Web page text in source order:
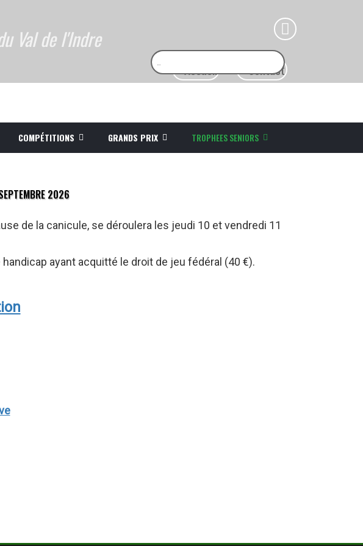
Val de l'Indre
COMPÉTITIONS GRANDS PRIX TROPHEES SENIORS
2026
de la canicule, se déroulera les jeudi 10 et vendredi 11
ayant acquitté le droit de jeu fédéral (40 €).